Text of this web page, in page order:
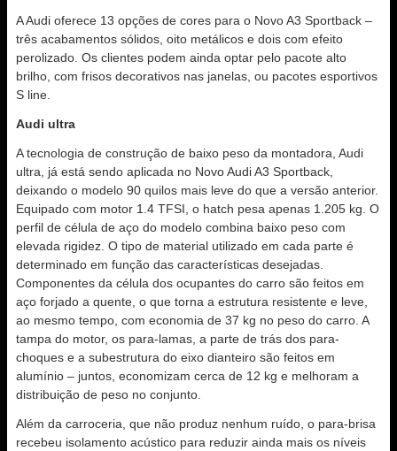
A Audi oferece 13 opções de cores para o Novo A3 Sportback –
três acabamentos sólidos, oito metálicos e dois com efeito
perolizado. Os clientes podem ainda optar pelo pacote alto
brilho, com frisos decorativos nas janelas, ou pacotes esportivos
S line.
Audi ultra
A tecnologia de construção de baixo peso da montadora, Audi
ultra, já está sendo aplicada no Novo Audi A3 Sportback,
deixando o modelo 90 quilos mais leve do que a versão anterior.
Equipado com motor 1.4 TFSI, o hatch pesa apenas 1.205 kg. O
perfil de célula de aço do modelo combina baixo peso com
elevada rigidez. O tipo de material utilizado em cada parte é
determinado em função das características desejadas.
Componentes da célula dos ocupantes do carro são feitos em
aço forjado a quente, o que torna a estrutura resistente e leve,
ao mesmo tempo, com economia de 37 kg no peso do carro. A
tampa do motor, os para-lamas, a parte de trás dos para-
choques e a subestrutura do eixo dianteiro são feitos em
alumínio – juntos, economizam cerca de 12 kg e melhoram a
distribuição de peso no conjunto.
Além da carroceria, que não produz nenhum ruído, o para-brisa
recebeu isolamento acústico para reduzir ainda mais os níveis